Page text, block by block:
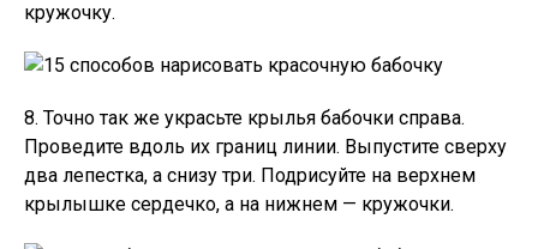
кружочку.
8. Точно так же украсьте крылья бабочки справа.
Проведите вдоль их границ линии. Выпустите сверху
два лепестка, а снизу три. Подрисуйте на верхнем
крылышке сердечко, а на нижнем — кружочки.